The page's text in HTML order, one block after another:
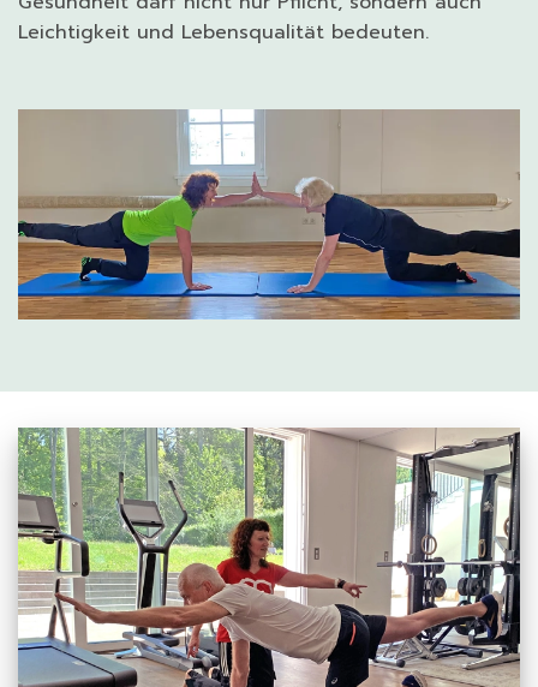
Leichtigkeit und Lebensqualität bedeuten.